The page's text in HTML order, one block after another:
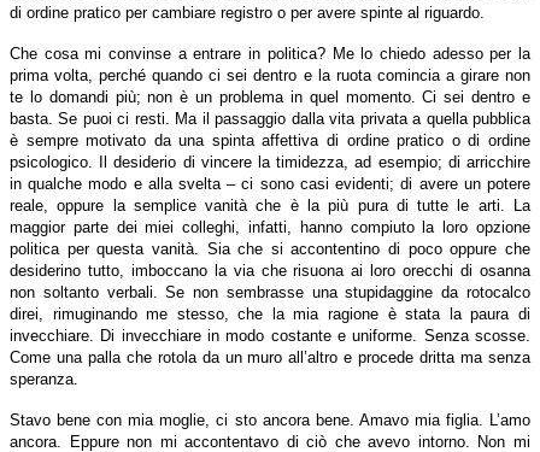
di ordine pratico per cambiare registro o per avere spinte al riguardo.
Che cosa mi convinse a entrare in politica? Me lo chiedo adesso per la
prima volta, perché quando ci sei dentro e la ruota comincia a girare non
te lo domandi più; non è un problema in quel momento. Ci sei dentro e
basta. Se puoi ci resti. Ma il passaggio dalla vita privata a quella pubblica
è sempre motivato da una spinta affettiva di ordine pratico o di ordine
psicologico. Il desiderio di vincere la timidezza, ad esempio; di arricchire
in qualche modo e alla svelta – ci sono casi evidenti; di avere un potere
reale, oppure la semplice vanità che è la più pura di tutte le arti. La
maggior parte dei miei colleghi, infatti, hanno compiuto la loro opzione
politica per questa vanità. Sia che si accontentino di poco oppure che
desiderino tutto, imboccano la via che risuona ai loro orecchi di osanna
non soltanto verbali. Se non sembrasse una stupidaggine da rotocalco
direi, rimuginando me stesso, che la mia ragione è stata la paura di
invecchiare. Di invecchiare in modo costante e uniforme. Senza scosse.
Come una palla che rotola da un muro all’altro e procede dritta ma senza
speranza.
Stavo bene con mia moglie, ci sto ancora bene. Amavo mia figlia. L’amo
ancora. Eppure non mi accontentavo di ciò che avevo intorno. Non mi